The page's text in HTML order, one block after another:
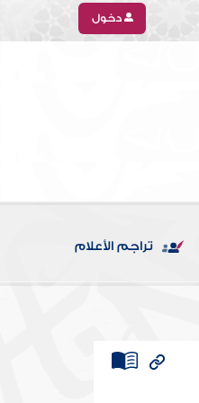
دخول
تراجم الأعلام